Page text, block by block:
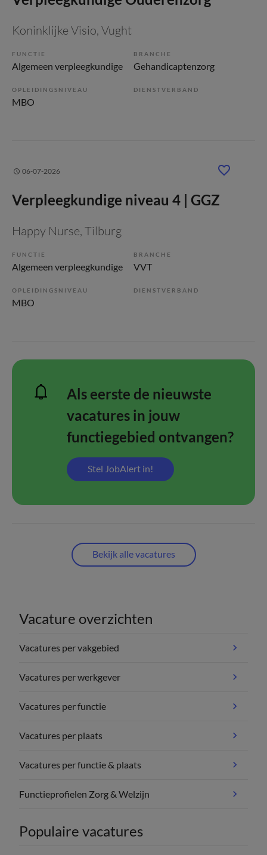
Koninklijke Visio, Vught
FUNCTIE
Algemeen verpleegkundige
BRANCHE
Gehandicaptenzorg
OPLEIDINGSNIVEAU
MBO
DIENSTVERBAND
06-07-2026
Verpleegkundige niveau 4 | GGZ
Happy Nurse, Tilburg
FUNCTIE
Algemeen verpleegkundige
BRANCHE
VVT
OPLEIDINGSNIVEAU
MBO
DIENSTVERBAND
Als eerste de nieuwste
vacatures in jouw
functiegebied ontvangen?
Stel JobAlert in!
Bekijk alle vacatures
Vacature overzichten
Vacatures per vakgebied
Vacatures per werkgever
Vacatures per functie
Vacatures per plaats
Vacatures per functie & plaats
Functieprofielen Zorg & Welzijn
Populaire vacatures